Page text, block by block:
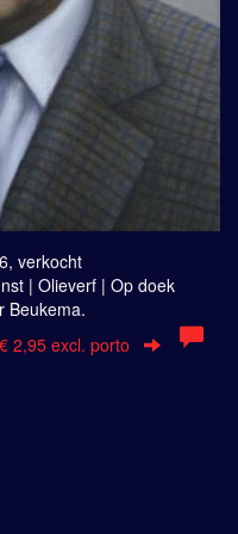
verkocht
| Olieverf | Op doek
Beukema.
2,95 excl. porto